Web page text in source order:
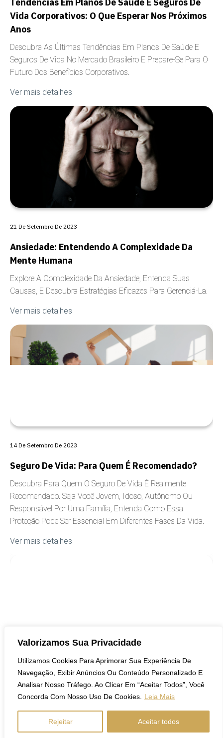
Valorizamos Sua Privacidade
Utilizamos Cookies Para Aprimorar Sua Experiência De
Navegação, Exibir Anúncios Ou Conteúdo Personalizado E
Analisar Nosso Tráfego. Ao Clicar Em “Aceitar Todos”, Você
Concorda Com Nosso Uso De Cookies.
Leia Mais
Rejeitar Aceitar todos
Vida Corporativos: O Que Esperar Nos Próximos
Anos
Descubra As Últimas Tendências Em Planos De Saúde E
Seguros De Vida No Mercado Brasileiro E Prepare-Se Para O
Futuro Dos Benefícios Corporativos.
Ver mais detalhes
Ansiedade: Entendendo A Complexidade Da
Mente Humana
Explore A Complexidade Da Ansiedade, Entenda Suas
Causas, E Descubra Estratégias Eficazes Para Gerenciá-La.
Ver mais detalhes
21 De Setembro De 2023
Seguro De Vida: Para Quem É Recomendado?
Descubra Para Quem O Seguro De Vida É Realmente
Recomendado. Seja Você Jovem, Idoso, Autônomo Ou
Responsável Por Uma Família, Entenda Como Essa
Proteção Pode Ser Essencial Em Diferentes Fases Da Vida.
Ver mais detalhes
14 De Setembro De 2023
Setembro Amarelo: Entendendo A Importância
Da Prevenção Ao Suicídio
Entenda A Importância Do Setembro Amarelo, A Campanha
8 De Setembro De 2023